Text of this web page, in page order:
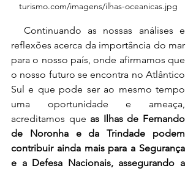
turismo.com/imagens/ilhas-oceanicas.jpg
reflexões acerca da importância do mar
para o nosso país, onde afirmamos que
o nosso futuro se encontra no Atlântico
Sul e que pode ser ao mesmo tempo
uma oportunidade e ameaça,
acreditamos que as Ilhas de Fernando
de Noronha e da Trindade podem
contribuir ainda mais para a Segurança
e a Defesa Nacionais, assegurando a